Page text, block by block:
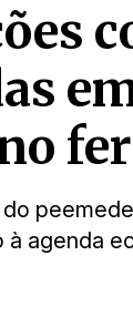
à agenda